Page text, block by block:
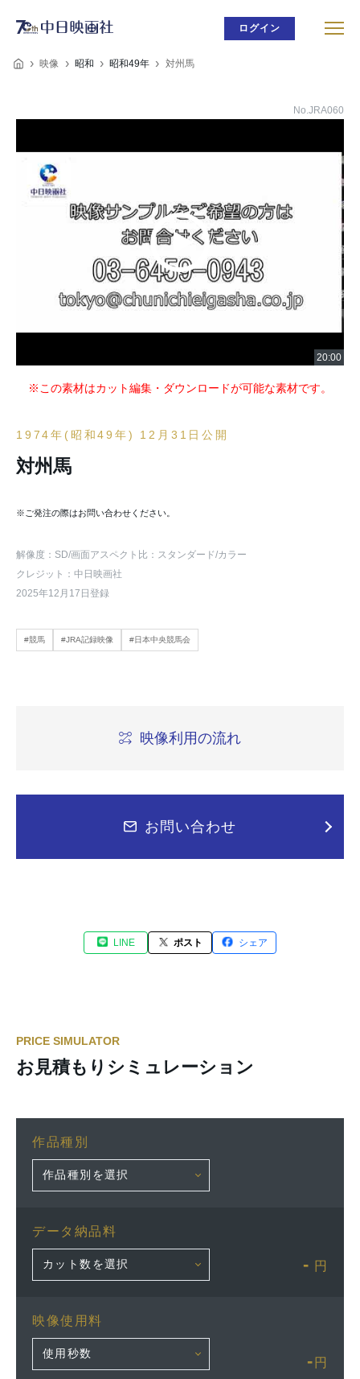
ログイン
映像 昭和 昭和49年 対州馬
No.JRA060
※この素材はカット編集・ダウンロードが可能な素材です。
1974年(昭和49年) 12月31日公開
対州馬
※ご発注の際はお問い合わせください。
解像度：SD/画面アスペクト比：スタンダード/カラー
クレジット：中日映画社
2025年12月17日登録
#競馬 #JRA記録映像 #日本中央競馬会
映像利用の流れ
お問い合わせ
LINE ポスト シェア
PRICE SIMULATOR
お見積もりシミュレーション
作品種別
データ納品料
- 円
映像使用料
- 円